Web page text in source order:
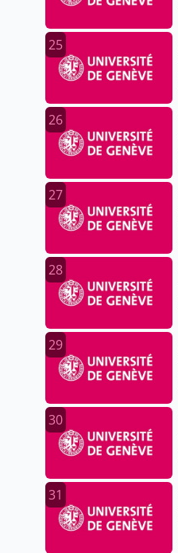
25
26
27
28
29
30
31